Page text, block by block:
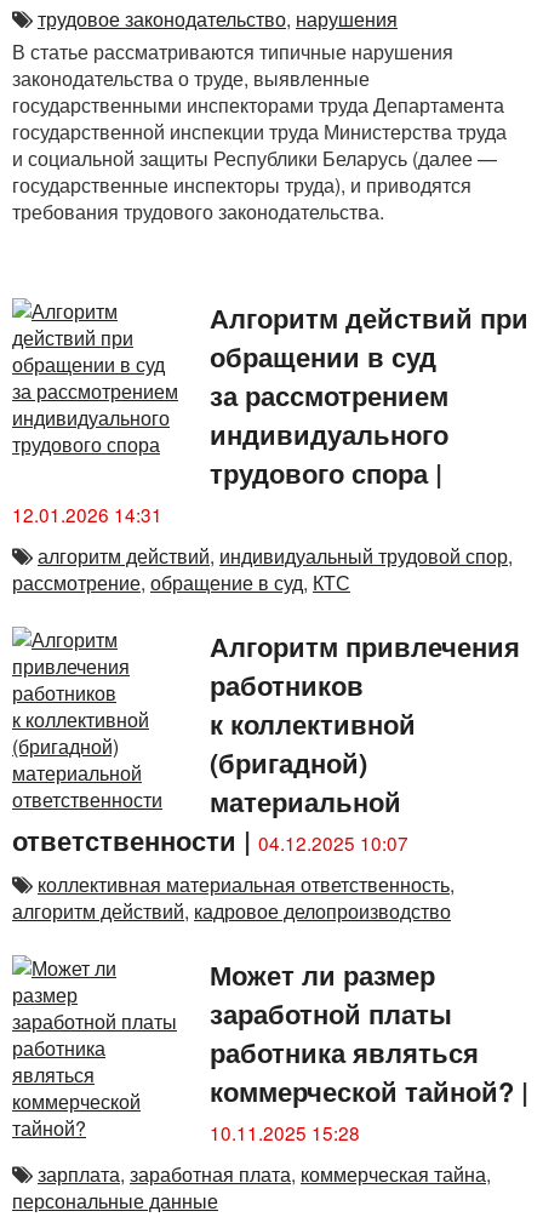
трудовое законодательство, нарушения
В статье рассматриваются типичные нарушения
законодательства о труде, выявленные
государственными инспекторами труда Департамента
государственной инспекции труда Министерства труда
и социальной защиты Республики Беларусь (далее —
государственные инспекторы труда), и приводятся
требования трудового законодательства.
Алгоритм действий при
обращении в суд
за рассмотрением
индивидуального
трудового спора|
12.01.2026 14:31
алгоритм действий, индивидуальный трудовой спор,
рассмотрение, обращение в суд, КТС
Алгоритм привлечения
работников
к коллективной
(бригадной)
материальной
ответственности | 04.12.2025 10:07
коллективная материальная ответственность,
алгоритм действий, кадровое делопроизводство
Может ли размер
заработной платы
работника являться
коммерческой тайной? |
10.11.2025 15:28
зарплата, заработная плата, коммерческая тайна,
персональные данные